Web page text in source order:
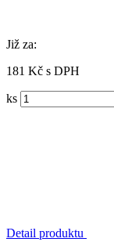
Již za:
181 Kč s DPH
ks
Detail produktu